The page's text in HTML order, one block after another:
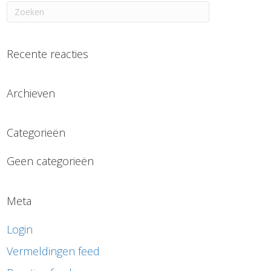
Recente reacties
Archieven
Categorieën
Geen categorieën
Meta
Login
Vermeldingen feed